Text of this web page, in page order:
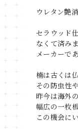
ウレタン艶
セラウッド
なくて済み
メーカーで
楠は古くは
その防虫性
昨今は海外
幅広の一枚
この機会に